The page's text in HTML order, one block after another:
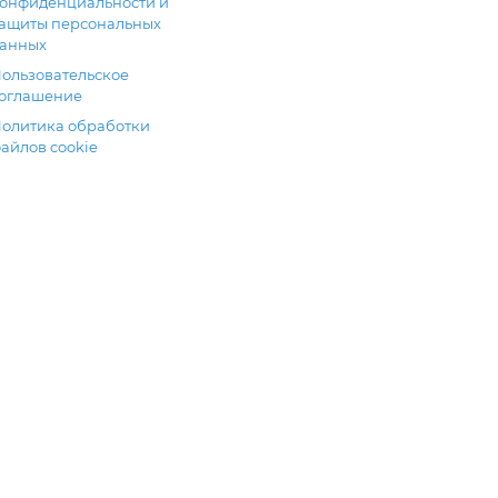
персональных
обработки
cookie